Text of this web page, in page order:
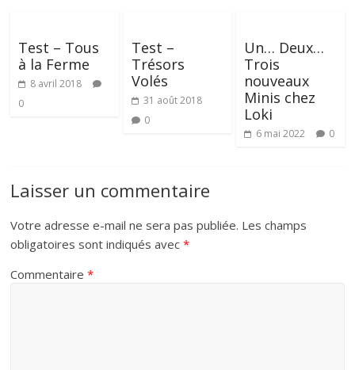
Test – Tous
à la Ferme
8 avril 2018
0
Test –
Trésors
Volés
31 août 2018
0
Un… Deux…
Trois
nouveaux
Minis chez
Loki
6 mai 2022 0
Laisser un commentaire
Votre adresse e-mail ne sera pas publiée. Les champs
obligatoires sont indiqués avec*
Commentaire*